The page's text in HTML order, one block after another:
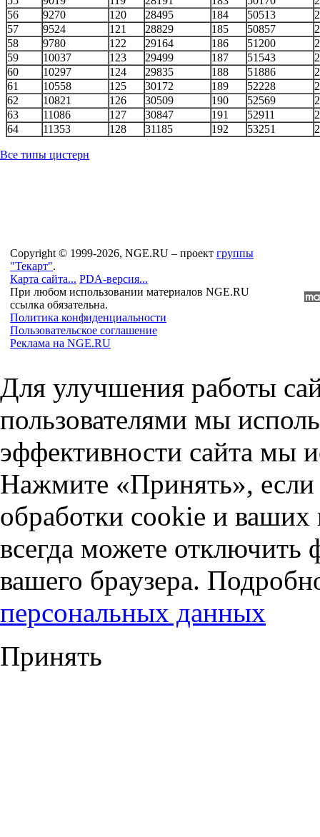
56
9270 120 28495 184 50513
57
9524 121 28829 185 50857
58
9780 122 29164 186 51200
59
10037 123 29499 187 51543
60
10297 124 29835 188 51886
61
10558 125 30172 189 52228
62
10821 126 30509 190 52569
63
11086 127 30847 191 52911
64
11353 128 31185 192 53251
Все типы цистерн
Copyright © 1999-2026, NGE.RU – проект группы
"Текарт".
Карта сайта... PDA-версия...
При любом использовании материалов NGE.RU
ссылка обязательна.
Политика конфиденциальности
Пользовательское соглашение
Реклама на NGE.RU
Для улучшения работы
пользователями мы
эффективности сайта мы
Нажмите «Принять», если
обработки cookie и
всегда можете отключить
вашего браузера.
персональных данных
Принять